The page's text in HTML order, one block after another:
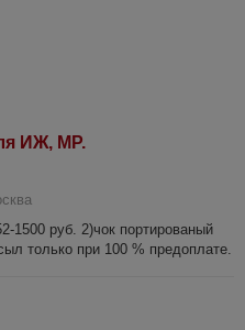
ИЖ, МР.
1500 руб. 2)чок портированый
только при 100 % предоплате.